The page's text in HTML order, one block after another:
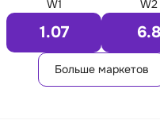
W1
1.07
W2
6.8
Больше маркетов